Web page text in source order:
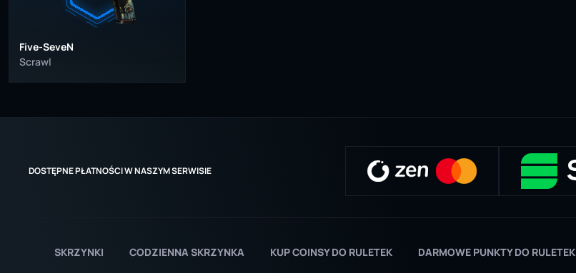
Five-SeveN
Scrawl
DOSTĘPNE PŁATNOŚCI W NASZYM SERWISIE
SKRZYNKI CODZIENNA SKRZYNKA KUP COINSY DO RULETEK DARMOWE PUNKTY DO RULETEK